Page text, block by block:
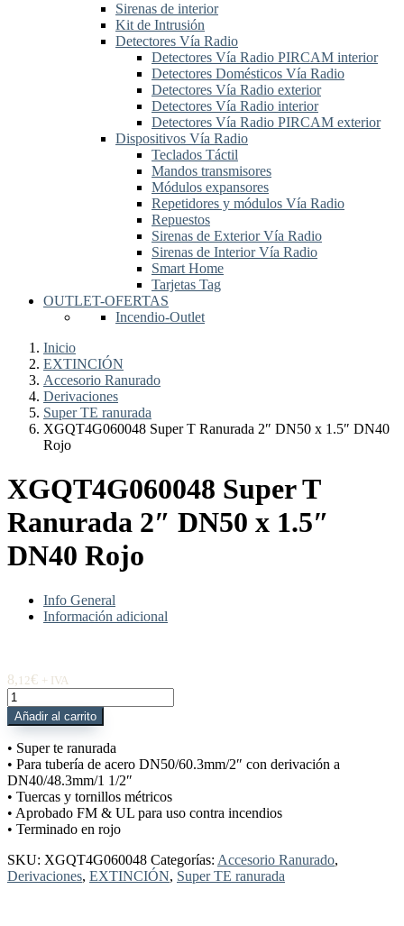
Sirenas de interior
Kit de Intrusión
Detectores Vía Radio
Detectores Vía Radio PIRCAM interior
Detectores Domésticos Vía Radio
Detectores Vía Radio exterior
Detectores Vía Radio interior
Detectores Vía Radio PIRCAM exterior
Dispositivos Vía Radio
Teclados Táctil
Mandos transmisores
Módulos expansores
Repetidores y módulos Vía Radio
Repuestos
Sirenas de Exterior Vía Radio
Sirenas de Interior Vía Radio
Smart Home
Tarjetas Tag
OUTLET-OFERTAS
Incendio-Outlet
Inicio
EXTINCIÓN
Accesorio Ranurado
Derivaciones
Super TE ranurada
XGQT4G060048 Super T Ranurada 2″ DN50 x 1.5″ DN40
Rojo
XGQT4G060048 Super T
Ranurada 2″ DN50 x 1.5″
DN40 Rojo
Info General
Información adicional
8, 12€ + IVA
XGQT4G060048
Super
T
Ranurada
2"
DN50
x
1.5"
DN40
cantidad
Añadir al carrito
• Super te ranurada
• Para tubería de acero DN50/60.3mm/2″ con derivación a
DN40/48.3mm/1 1/2″
• Tuercas y tornillos métricos
• Aprobado FM & UL para uso contra incendios
• Terminado en rojo
SKU: XGQT4G060048 Categorías: Accesorio Ranurado,
Derivaciones, EXTINCIÓN, Super TE ranurada